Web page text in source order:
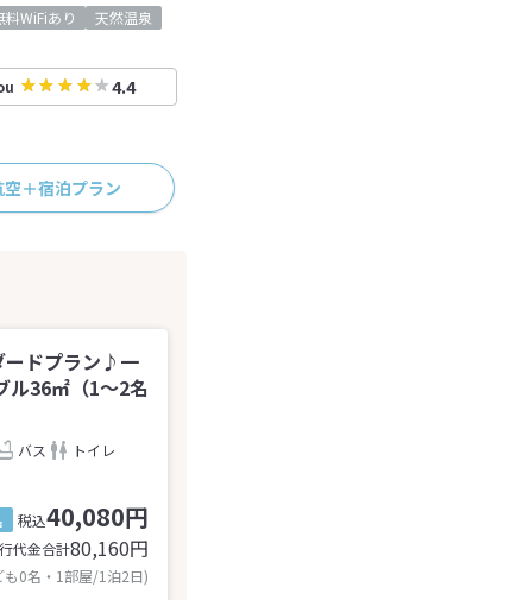
料WiFiあり
天然温泉
4.4
空＋宿泊プラン
ードプラン♪一
ル36㎡（1～2名
バス
トイレ
税込40,080円
代金合計80,160円
も0名・1部屋/1泊2日)